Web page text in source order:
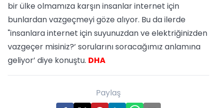
bir ülke olmamıza karşın insanlar internet için
bunlardan vazgeçmeyi göze alıyor. Bu da ilerde
"insanlara internet için suyunuzdan ve elektriğinizden
vazgeçer misiniz?’ sorularını soracağımız anlamına
geliyor’ diye konuştu. DHA
Paylaş